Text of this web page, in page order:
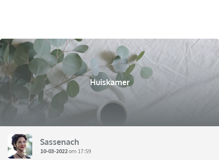
Huiskamer
Sassenach
10-03-2022 om 17:59